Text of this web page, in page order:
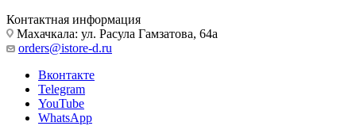
Контактная информация
Махачкала: ул. Расула Гамзатова, 64а
orders@istore-d.ru
Вконтакте
Telegram
YouTube
WhatsApp